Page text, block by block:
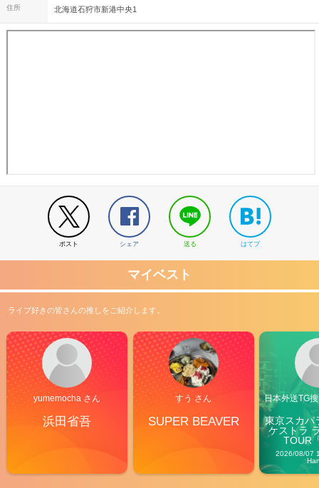
住所 北海道石狩市新港中央1
ポスト シェア 送る はてブ
マイベスト
ライブ好きの皆さんの推しをご紹介します。
yumemocha さん
浜田省吾
すう さん
SUPER BEAVER
日本外送TG
東京スカパ
ケストラ
TOUR
2026/08/07